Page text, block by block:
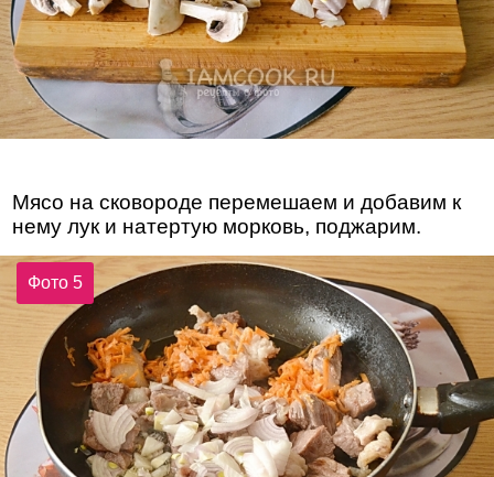
Мясо на сковороде перемешаем и добавим к
нему лук и натертую морковь, поджарим.
Фото 5